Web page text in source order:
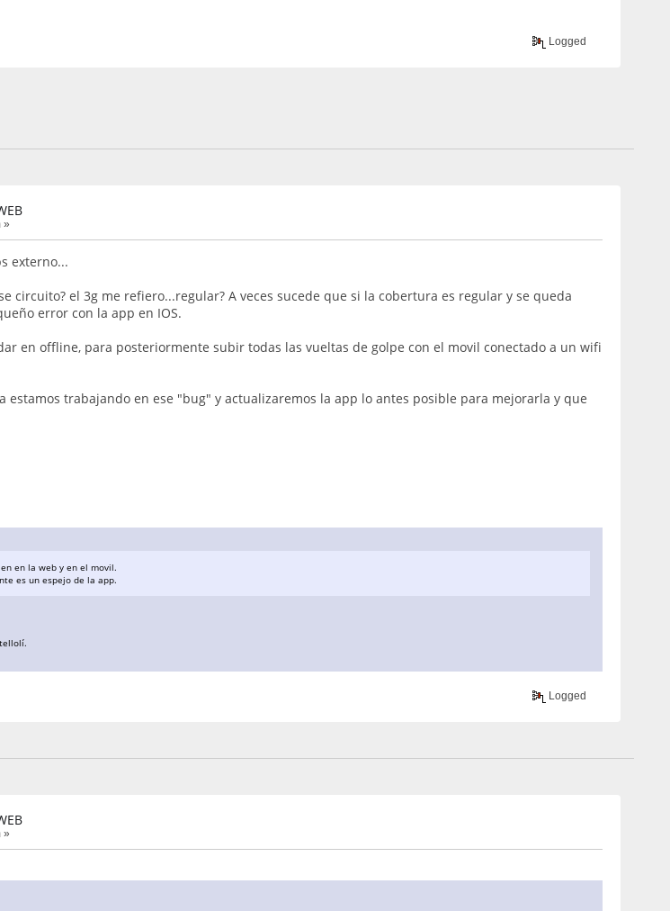
Logged
»
externo...
circuito? el 3g me refiero...regular? A veces sucede que si la cobertura es regular y se queda
error con la app en IOS.
en offline, para posteriormente subir todas las vueltas de golpe con el movil conectado a un wifi
estamos trabajando en ese "bug" y actualizaremos la app lo antes posible para mejorarla y que
en la web y en el movil.
es un espejo de la app.
Logged
»